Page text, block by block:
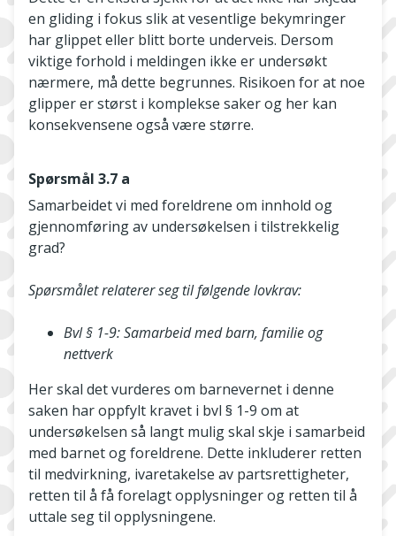
en gliding i fokus slik at vesentlige bekymringer
har glippet eller blitt borte underveis. Dersom
viktige forhold i meldingen ikke er undersøkt
nærmere, må dette begrunnes. Risikoen for at noe
glipper er størst i komplekse saker og her kan
konsekvensene også være større.
Spørsmål 3.7 a
Samarbeidet vi med foreldrene om innhold og
gjennomføring av undersøkelsen i tilstrekkelig
grad?
Spørsmålet relaterer seg til følgende lovkrav:
Bvl § 1-9: Samarbeid med barn, familie og
nettverk
Her skal det vurderes om barnevernet i denne
saken har oppfylt kravet i bvl § 1-9 om at
undersøkelsen så langt mulig skal skje i samarbeid
med barnet og foreldrene. Dette inkluderer retten
til medvirkning, ivaretakelse av partsrettigheter,
retten til å få forelagt opplysninger og retten til å
uttale seg til opplysningene.